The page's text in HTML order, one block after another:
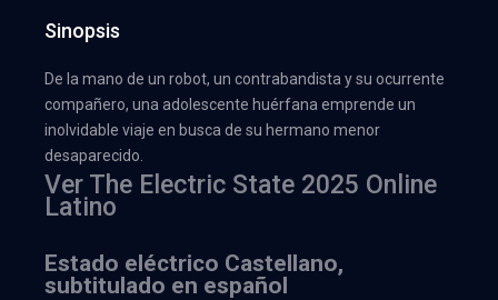
Sinopsis
De la mano de un robot, un contrabandista y su ocurrente
compañero, una adolescente huérfana emprende un
inolvidable viaje en busca de su hermano menor
desaparecido.
Ver The Electric State 2025 Online
Latino
Estado eléctrico Castellano,
subtitulado en español